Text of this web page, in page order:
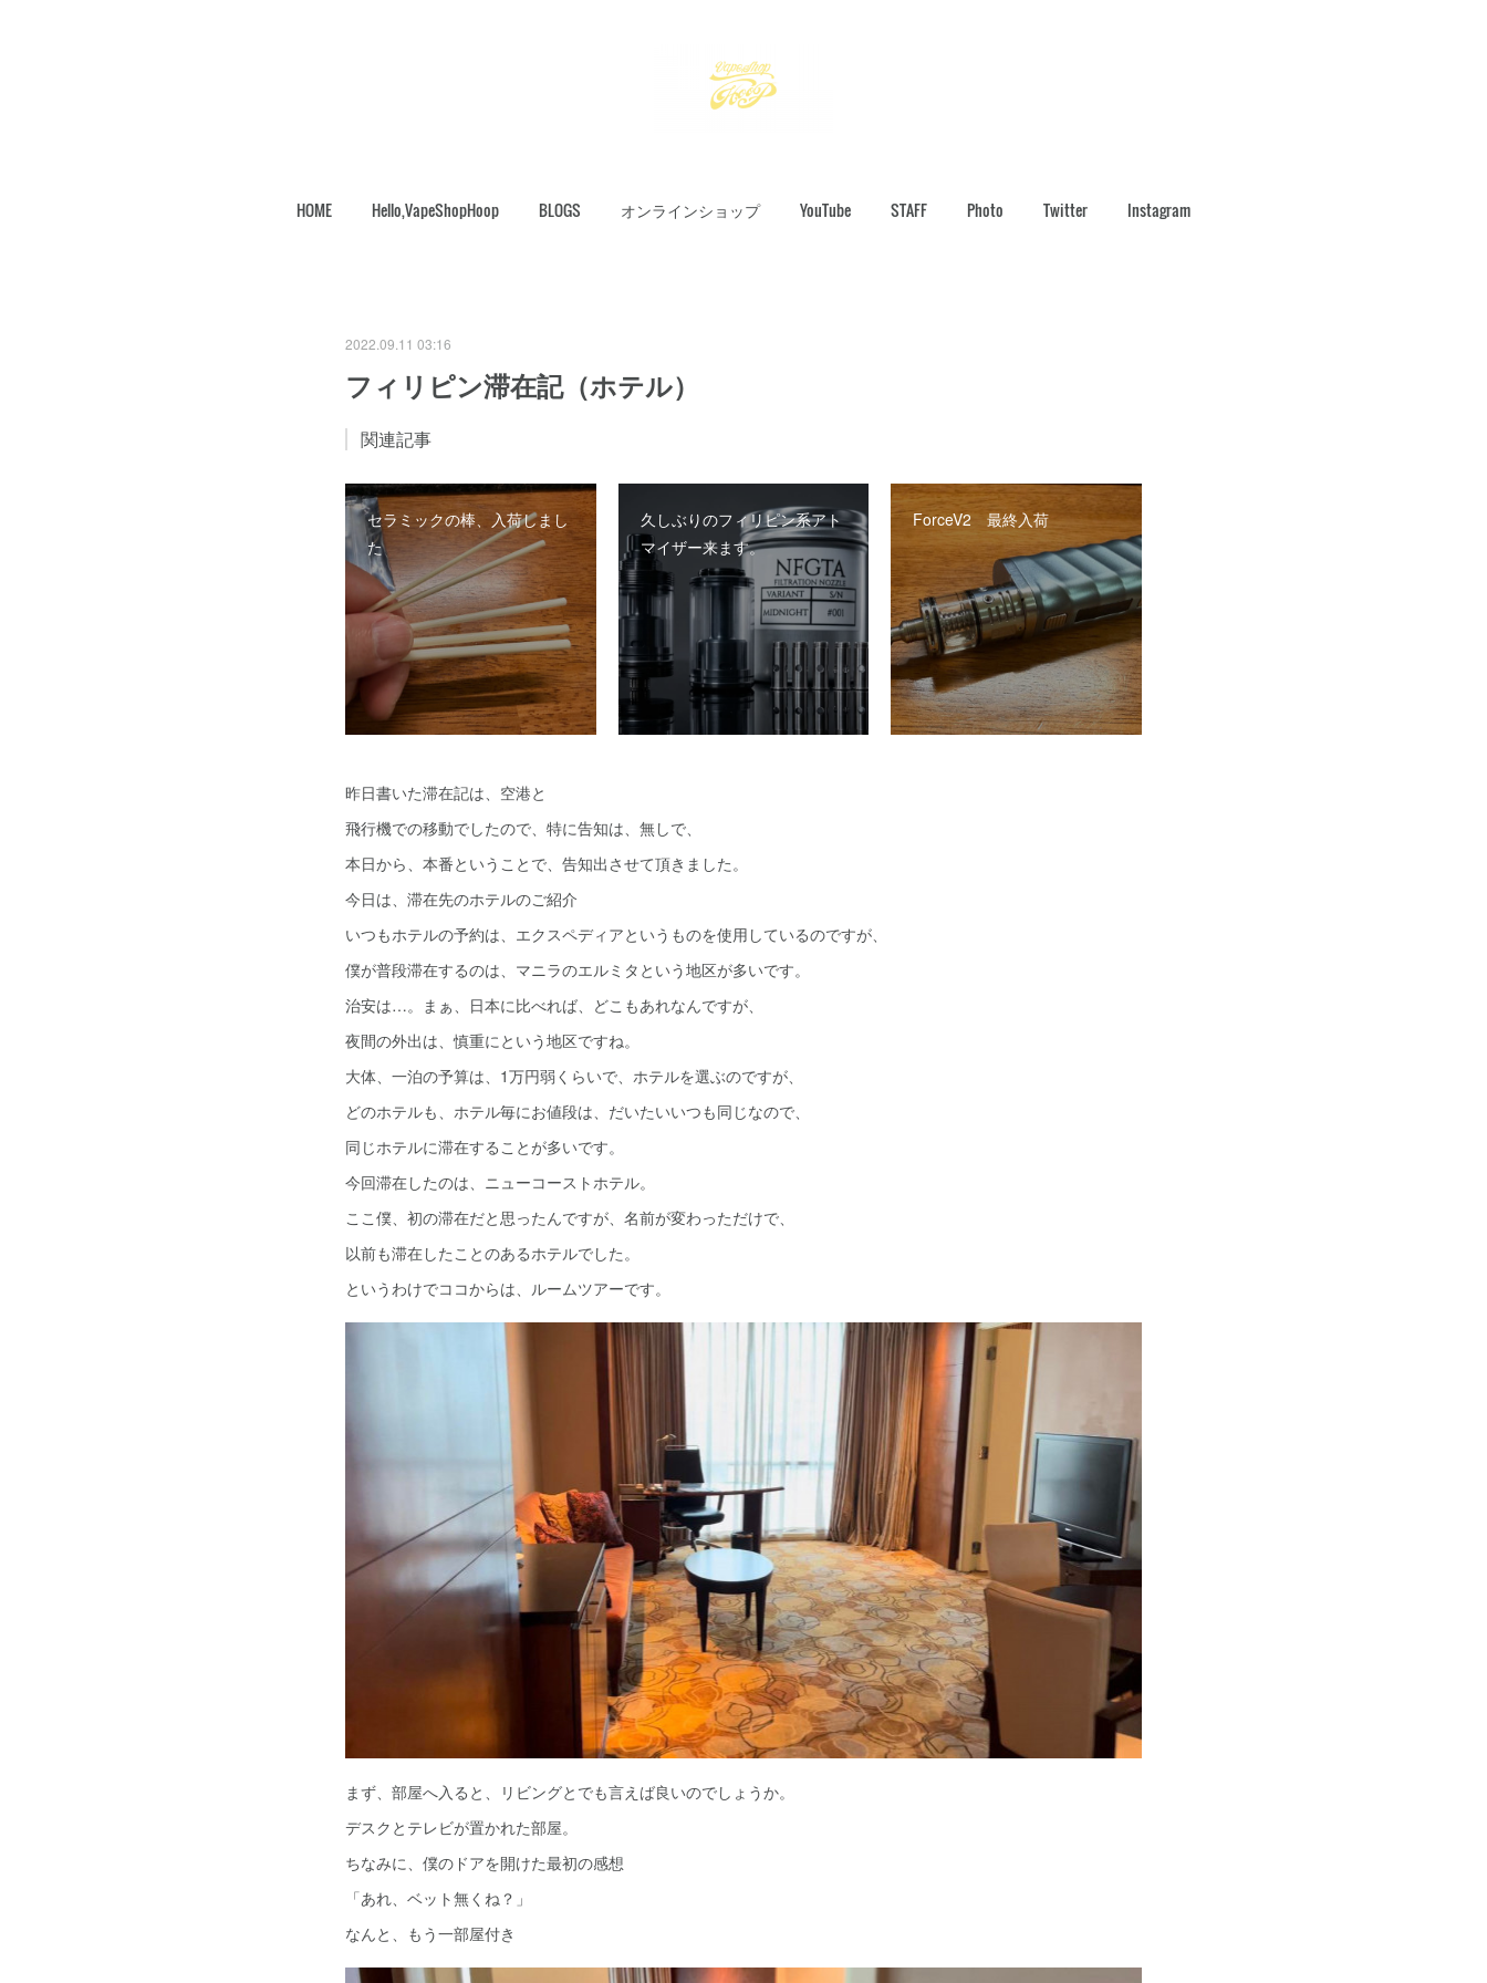
HOME Hello,VapeShopHoop BLOGS オンラインショップ YouTube STAFF Photo Twitter Instagram
2022.09.11 03:16
フィリピン滞在記（ホテル）
関連記事
セラミックの棒、入荷しまし
た
久しぶりのフィリピン系アト
マイザー来ます。
ForceV2 最終入荷
昨日書いた滞在記は、空港と
飛行機での移動でしたので、特に告知は、無しで、
本日から、本番ということで、告知出させて頂きました。
今日は、滞在先のホテルのご紹介
いつもホテルの予約は、エクスペディアというものを使用しているのですが、
僕が普段滞在するのは、マニラのエルミタという地区が多いです。
治安は…。まぁ、日本に比べれば、どこもあれなんですが、
夜間の外出は、慎重にという地区ですね。
大体、一泊の予算は、1万円弱くらいで、ホテルを選ぶのですが、
どのホテルも、ホテル毎にお値段は、だいたいいつも同じなので、
同じホテルに滞在することが多いです。
今回滞在したのは、ニューコーストホテル。
ここ僕、初の滞在だと思ったんですが、名前が変わっただけで、
以前も滞在したことのあるホテルでした。
というわけでココからは、ルームツアーです。
まず、部屋へ入ると、リビングとでも言えば良いのでしょうか。
デスクとテレビが置かれた部屋。
ちなみに、僕のドアを開けた最初の感想
「あれ、ベット無くね？」
なんと、もう一部屋付き